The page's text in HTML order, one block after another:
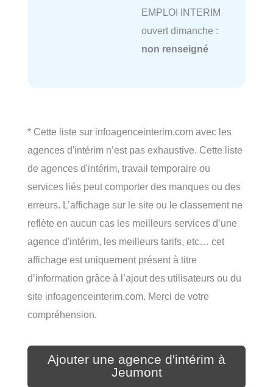
EMPLOI INTERIM
ouvert dimanche :
non renseigné
* Cette liste sur infoagenceinterim.com avec les
agences d'intérim n’est pas exhaustive. Cette liste
de agences d'intérim, travail temporaire ou
services liés peut comporter des manques ou des
erreurs. L’affichage sur le site ou le classement ne
reflète en aucun cas les meilleurs services d’une
agence d'intérim, les meilleurs tarifs, etc… cet
affichage est uniquement présent à titre
d’information grâce à l’ajout des utilisateurs ou du
site infoagenceinterim.com. Merci de votre
compréhension.
Ajouter une agence d'intérim à
Jeumont